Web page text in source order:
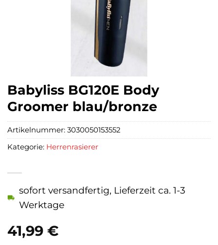
Babyliss BG120E Body
Groomer blau/bronze
41,99 €
sofort versandfertig, Lieferzeit ca. 1-3
Werktage
Artikelnummer: 3030050153552
Kategorie: Herrenrasierer